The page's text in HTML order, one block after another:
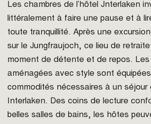
Les chambres de l’hôtel Jnterlaken
littéralement à faire une pause et à
toute tranquillité. Après une
sur le Jungfraujoch, ce lieu de
moment de détente et de repos. Les
aménagées avec style sont
commodités nécessaires à un séjour
Interlaken. Des coins de lecture
belles salles de bains, les hôtes